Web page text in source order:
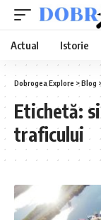
Actual Istorie
Dobrogea Explore >Blog
Etichetă:
traficului